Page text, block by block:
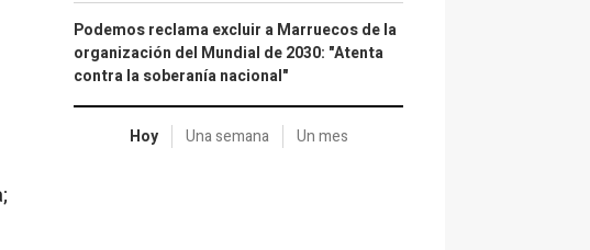
Podemos reclama excluir a Marruecos de la
organización del Mundial de 2030: "Atenta
contra la soberanía nacional"
Hoy Una semana Un mes